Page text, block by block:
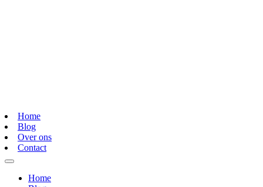
Home
Blog
Over ons
Contact
Home